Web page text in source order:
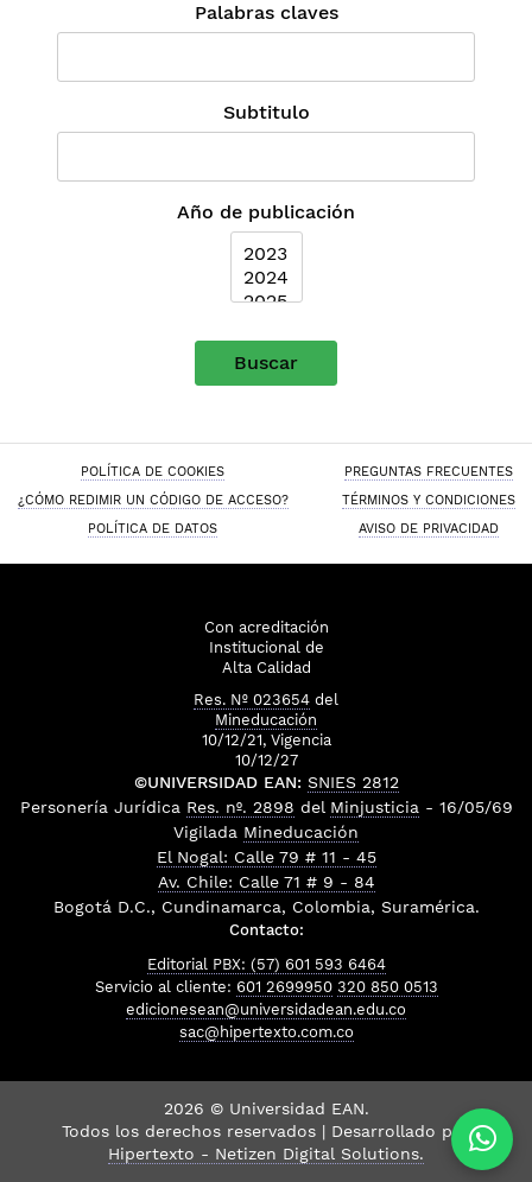
Palabras claves
Subtitulo
Año de publicación
Buscar
POLÍTICA DE COOKIES
PREGUNTAS FRECUENTES
¿CÓMO REDIMIR UN CÓDIGO DE ACCESO?
TÉRMINOS Y CONDICIONES
POLÍTICA DE DATOS
AVISO DE PRIVACIDAD
Con acreditación
Institucional de
Alta Calidad
Res. Nº 023654 del
Mineducación
10/12/21, Vigencia
10/12/27
©UNIVERSIDAD EAN: SNIES 2812
Personería Jurídica Res. nº. 2898 del Minjusticia - 16/05/69
Vigilada Mineducación
El Nogal: Calle 79 # 11 - 45
Av. Chile: Calle 71 # 9 - 84
Bogotá D.C., Cundinamarca, Colombia, Suramérica.
Contacto:
Editorial PBX: (57) 601 593 6464
Servicio al cliente: 601 2699950 320 850 0513
edicionesean@universidadean.edu.co
sac@hipertexto.com.co
2026 © Universidad EAN.
Todos los derechos reservados | Desarrollado por
Hipertexto - Netizen Digital Solutions.